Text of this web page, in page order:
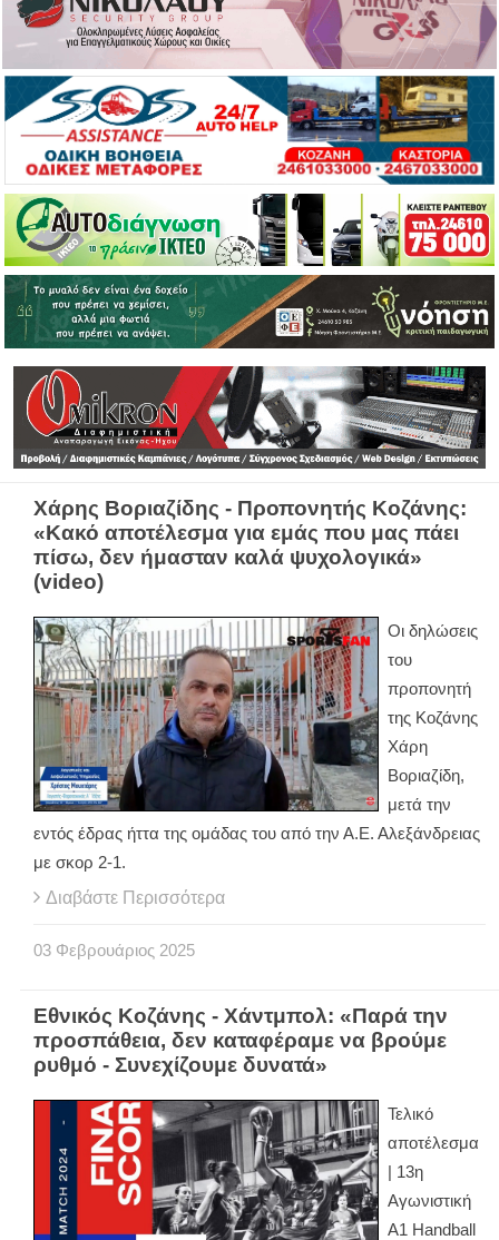
Χάρης Βοριαζίδης - Προπονητής Κοζάνης:
«Κακό αποτέλεσμα για εμάς που μας πάει
πίσω, δεν ήμασταν καλά ψυχολογικά»
(video)
Οι δηλώσεις
του
προπονητή
της Κοζάνης
Χάρη
Βοριαζίδη,
μετά την
εντός έδρας ήττα της ομάδας του από την Α.Ε. Αλεξάνδρειας
με σκορ 2-1.
Διαβάστε Περισσότερα
03 Φεβρουάριος 2025
Εθνικός Κοζάνης - Χάντμπολ: «Παρά την
προσπάθεια, δεν καταφέραμε να βρούμε
ρυθμό - Συνεχίζουμε δυνατά»
Τελικό
αποτέλεσμα
| 13η
Αγωνιστική
Α1 Handball